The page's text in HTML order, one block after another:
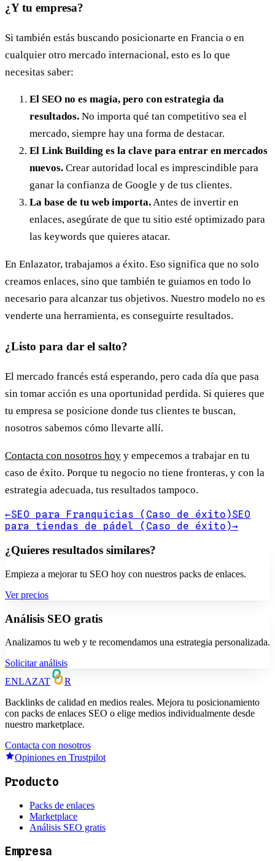
¿Y tu empresa?
Si también estás buscando posicionarte en Francia o en
cualquier otro mercado internacional, esto es lo que
necesitas saber:
El SEO no es magia, pero con estrategia da
resultados. No importa qué tan competitivo sea el
mercado, siempre hay una forma de destacar.
El Link Building es la clave para entrar en mercados
nuevos. Crear autoridad local es imprescindible para
ganar la confianza de Google y de tus clientes.
La base de tu web importa.Antes de invertir en
enlaces, asegúrate de que tu sitio esté optimizado para
las keywords que quieres atacar.
En Enlazator, trabajamos a éxito. Eso significa que no solo
creamos enlaces, sino que también te guiamos en todo lo
necesario para alcanzar tus objetivos. Nuestro modelo no es
venderte una herramienta, es conseguirte resultados.
¿Listo para dar el salto?
El mercado francés está esperando, pero cada día que pasa
sin tomar acción es una oportunidad perdida. Si quieres que
tu empresa se posicione donde tus clientes te buscan,
nosotros sabemos cómo llevarte allí.
Contacta con nosotros hoy y empecemos a trabajar en tu
caso de éxito. Porque tu negocio no tiene fronteras, y con la
estrategia adecuada, tus resultados tampoco.
←SEO para Franquicias (Caso de éxito)SEO
para tiendas de pádel (Caso de éxito)→
¿Quieres resultados similares?
Empieza a mejorar tu SEO hoy con nuestros packs de enlaces.
Ver precios
Análisis SEO gratis
Analizamos tu web y te recomendamos una estrategia personalizada.
Solicitar análisis
ENLAZAT
R
Backlinks de calidad en medios reales. Mejora tu posicionamiento
con packs de enlaces SEO o elige medios individualmente desde
nuestro marketplace.
Contacta con nosotros
Opiniones en Trustpilot
Producto
Packs de enlaces
Marketplace
Análisis SEO gratis
Empresa